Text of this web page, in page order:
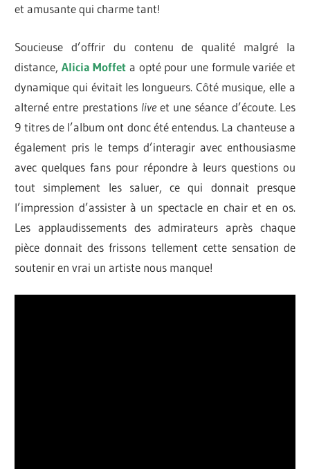
et amusante qui charme tant!
Soucieuse d’offrir du contenu de qualité malgré la
distance, Alicia Moffet a opté pour une formule variée et
dynamique qui évitait les longueurs. Côté musique, elle a
alterné entre prestations liveet une séance d’écoute. Les
9 titres de l’album ont donc été entendus. La chanteuse a
également pris le temps d’interagir avec enthousiasme
avec quelques fans pour répondre à leurs questions ou
tout simplement les saluer, ce qui donnait presque
l’impression d’assister à un spectacle en chair et en os.
Les applaudissements des admirateurs après chaque
pièce donnait des frissons tellement cette sensation de
soutenir en vrai un artiste nous manque!